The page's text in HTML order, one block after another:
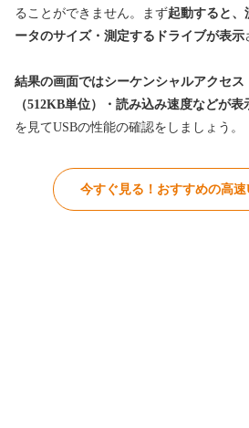
ることができません。まず起動すると、
ータのサイズ・測定するドライブが表示
結果の画面ではシーケンシャルアクセス
（512KB単位）・読み込み速度などが表
を見てUSBの性能の確認をしましょう。
今すぐ見る！おすすめの高速